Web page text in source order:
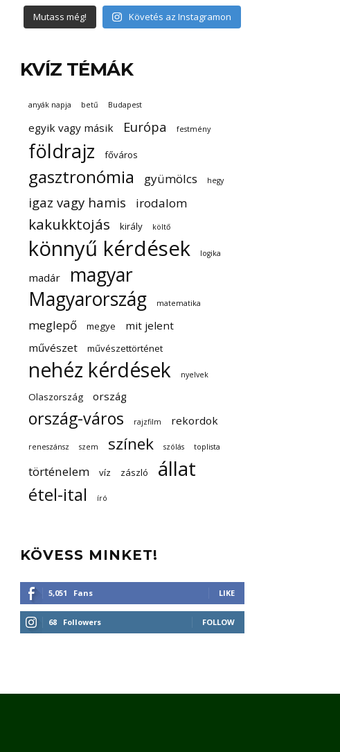
Mutass még! Követés az Instagramon
KVÍZ TÉMÁK
anyák napja betű Budapest
egyik vagy másik Európa festmény
földrajz főváros
gasztronómia gyümölcs hegy
igaz vagy hamis irodalom
kakukktojás király költő
könnyű kérdések logika
madár
magyar
Magyarország
matematika
meglepő megye
mit jelent
művészet
művészettörténet
nehéz kérdések nyelvek
Olaszország ország
ország-város rajzfilm rekordok
reneszánsz szem színek szólás toplista
történelem víz zászló állat
étel-ital író
KÖVESS MINKET!
5,051 Fans LIKE
68 Followers FOLLOW